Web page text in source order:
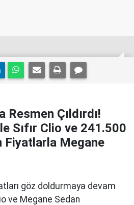
Resmen Çıldırdı!
Sıfır Clio ve 241.500
Fiyatlarla Megane
göz doldurmaya devam
ve Megane Sedan